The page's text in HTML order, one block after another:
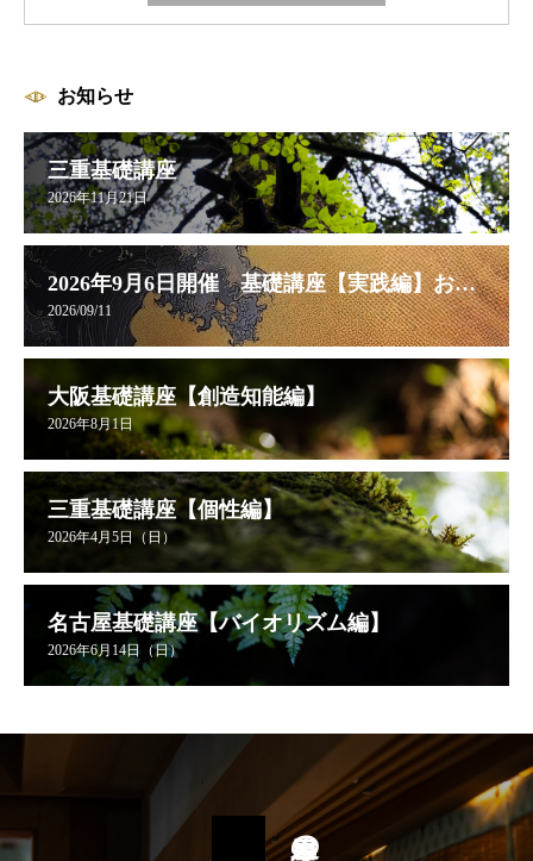
お知らせ
三重基礎講座
2026年11月21日
2026年9月6日開催 基礎講座【実践編】お申し込み受付中
2026/09/11
大阪基礎講座【創造知能編】
2026年8月1日
三重基礎講座【個性編】
2026年4月5日（日）
名古屋基礎講座【バイオリズム編】
2026年6月14日（日）
星里奏の紐解き